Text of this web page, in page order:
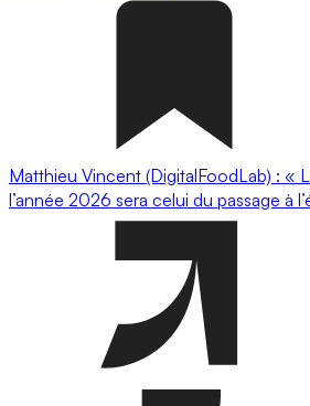
Matthieu Vincent (DigitalFoodLab) : «
l’année 2026 sera celui du passage à